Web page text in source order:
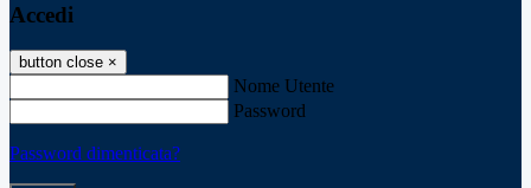
Accedi
button close ×
Nome Utente
Password
Password dimenticata?